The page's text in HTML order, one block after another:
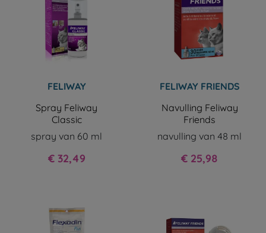
FELIWAY
Spray Feliway
Classic
spray van 60 ml
Prijs
€ 32,49
FELIWAY FRIENDS
Navulling Feliway
Friends
navulling van 48 ml
Prijs
€ 25,98